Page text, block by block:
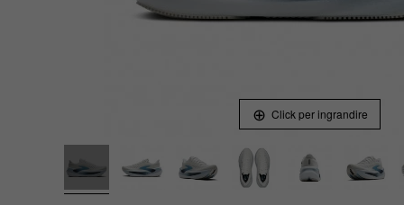
Click per ingrandire